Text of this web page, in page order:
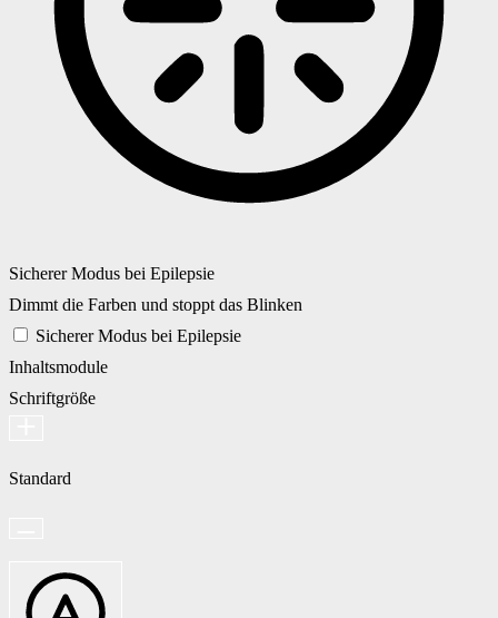
Sicherer Modus bei Epilepsie
Dimmt die Farben und stoppt das Blinken
Sicherer Modus bei Epilepsie
Inhaltsmodule
Schriftgröße
Standard